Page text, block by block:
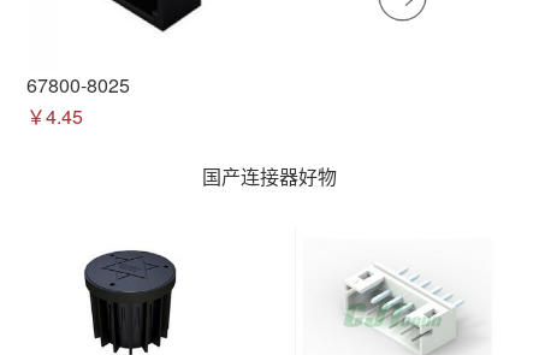
67800-8025
￥4.45
国产连接器好物